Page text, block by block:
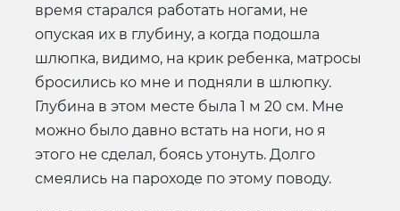
время старался работать ногами, не
опуская их в глубину, а когда подошла
шлюпка, видимо, на крик ребенка, матросы
бросились ко мне и подняли в шлюпку.
Глубина в этом месте была 1 м 20 см. Мне
можно было давно встать на ноги, но я
этого не сделал, боясь утонуть. Долго
смеялись на пароходе по этому поводу.